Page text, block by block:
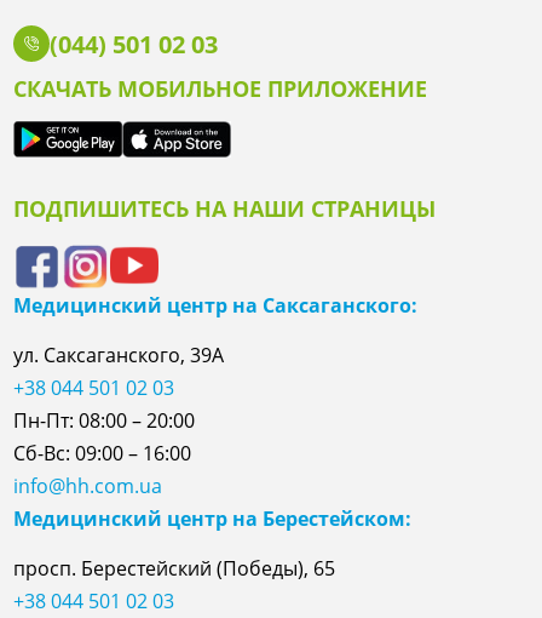
(044) 501 02 03
СКАЧАТЬ МОБИЛЬНОЕ ПРИЛОЖЕНИЕ
ПОДПИШИТЕСЬ НА НАШИ СТРАНИЦЫ
Медицинский центр на Саксаганского:
ул. Саксаганского, 39А
+38 044 501 02 03
Пн-Пт: 08:00 – 20:00
Сб-Вс: 09:00 – 16:00
info@hh.com.ua
Медицинский центр на Берестейском:
просп. Берестейский (Победы), 65
+38 044 501 02 03